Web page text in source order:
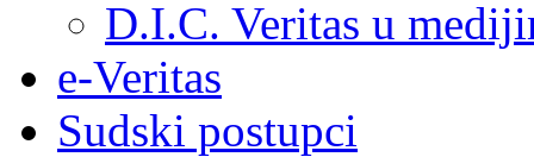
D.I.C. Veritas u
e-Veritas
Sudski postupci